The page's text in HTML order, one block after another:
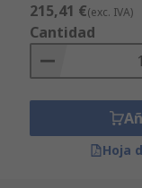
215,41 €(exc. IVA)
Cantidad
Hoja